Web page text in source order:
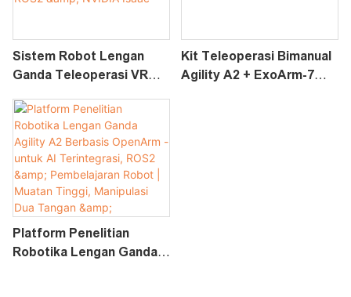
Sistem Robot Lengan
Ganda Teleoperasi VR
Terintegrasi,
Pembelajaran Berbasis
VLA, ROS2 & NVIDIA
Isaac
Kit Teleoperasi Bimanual
Agility A2 + ExoArm-7
Platform Penelitian
Robotika Lengan Ganda